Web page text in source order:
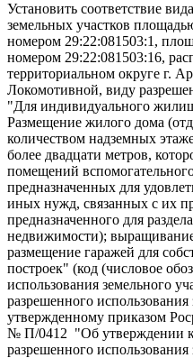
Установить соответствие
земельных участков
номером 29:22:081503:1,
номером 29:22:081503:16,
территориальном округе г.
Локомотивной, виду
"Для индивидуального
Размещение жилого дома
количеством надземных
более двадцати метров,
помещений
предназначенных для
иных нужд, связанных с их
предназначенного для
недвижимости); выращивание
размещение гаражей для
построек" (код (числовое
использования земельного
разрешенного использования
утвержденному приказом
№ П/0412 "Об утверждении
разрешенного